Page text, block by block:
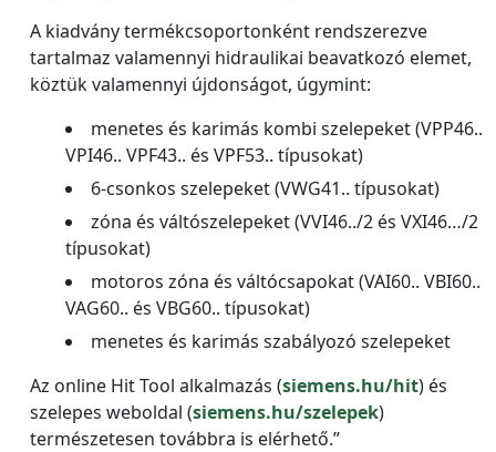
A kiadvány termékcsoportonként rendszerezve
tartalmaz valamennyi hidraulikai beavatkozó elemet,
köztük valamennyi újdonságot, úgymint:
menetes és karimás kombi szelepeket (VPP46..
VPI46.. VPF43.. és VPF53.. típusokat)
6-csonkos szelepeket (VWG41.. típusokat)
zóna és váltószelepeket (VVI46../2 és VXI46…/2
típusokat)
motoros zóna és váltócsapokat (VAI60.. VBI60..
VAG60.. és VBG60.. típusokat)
menetes és karimás szabályozó szelepeket
Az online Hit Tool alkalmazás (siemens.hu/hit) és
szelepes weboldal (siemens.hu/szelepek)
természetesen továbbra is elérhető.”